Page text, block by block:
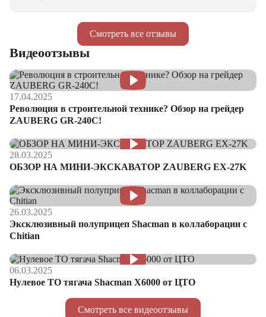
Смотреть все отзывы
Смотреть все видеоотзывы
Видеоотзывы
17.04.2025
Революция в строительной технике? Обзор на грейдер
ZAUBERG GR-240C!
28.03.2025
ОБЗОР НА МИНИ-ЭКСКАВАТОР ZAUBERG EX-27K
26.03.2025
Эксклюзивный полуприцеп Shacman в коллаборации с
Chitian
06.03.2025
Нулевое ТО тягача Shacman Х6000 от ЦТО